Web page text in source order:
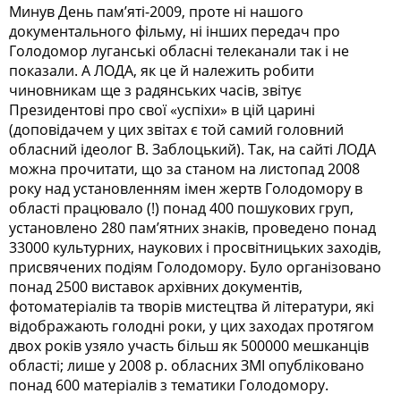
Минув День пам’яті-2009, проте ні нашого
документального фільму, ні інших передач про
Голодомор луганські обласні телеканали так і не
показали. А ЛОДА, як це й належить робити
чиновникам ще з радянських часів, звітує
Президентові про свої «успіхи» в цій царині
(доповідачем у цих звітах є той самий головний
обласний ідеолог В. Заблоцький). Так, на сайті ЛОДА
можна прочитати, що за станом на листопад 2008
року над установленням імен жертв Голодомору в
області працювало (!) понад 400 пошукових груп,
установлено 280 пам’ятних знаків, проведено понад
33000 культурних, наукових і просвітницьких заходів,
присвячених подіям Голодомору. Було організовано
понад 2500 виставок архівних документів,
фотоматеріалів та творів мистецтва й літератури, які
відображають голодні роки, у цих заходах протягом
двох років узяло участь більш як 500000 мешканців
області; лише у 2008 р. обласних ЗМІ опубліковано
понад 600 матеріалів з тематики Голодомору.